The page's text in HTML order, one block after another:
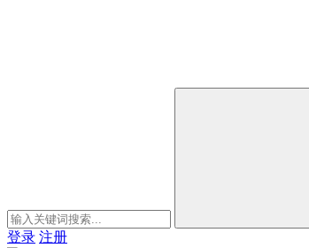
登录 注册